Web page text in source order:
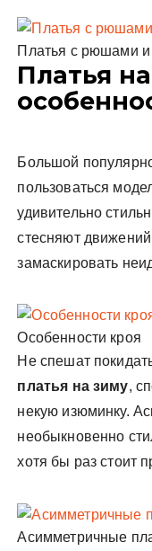
Платья с рюшами и
Платья
Большой
пользоваться
удивительно
стесняют
замаскировать
Особенности кроя
Не спешат
платья на зиму,
некую изюминку.
необыкновенно
хотя бы раз стоит
Асимметричные